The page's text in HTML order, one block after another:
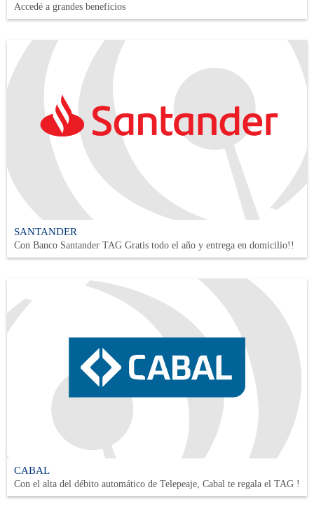
Accedé a grandes beneficios
SANTANDER
Con Banco Santander TAG Gratis todo el año y entrega en domicilio!!
CABAL
Con el alta del débito automático de Telepeaje, Cabal te regala el TAG !